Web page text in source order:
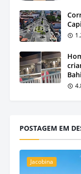
POSTAGEM EM
Jacobina